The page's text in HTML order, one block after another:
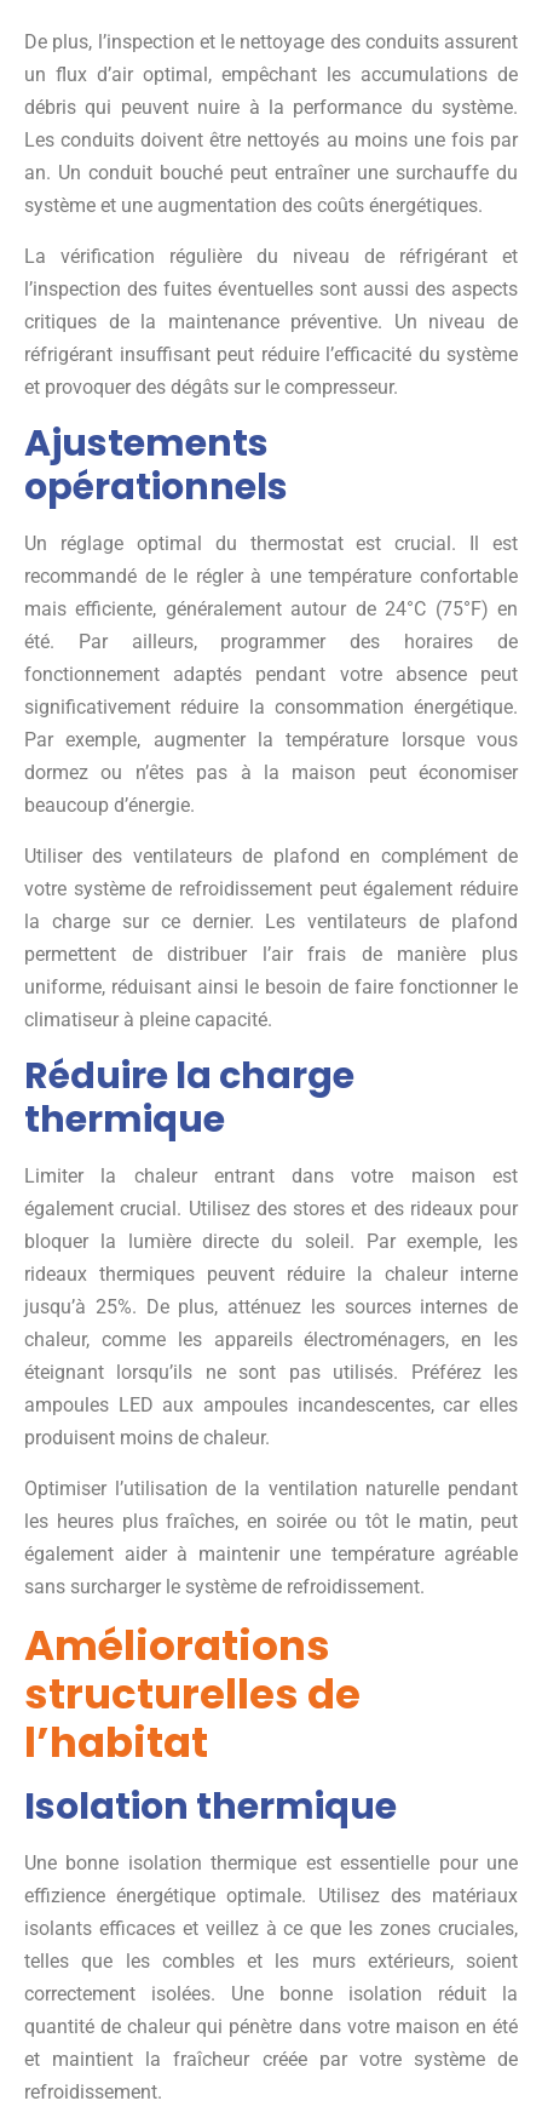
De plus, l’inspection et le nettoyage des conduits assurent
un flux d’air optimal, empêchant les accumulations de
débris qui peuvent nuire à la performance du système.
Les conduits doivent être nettoyés au moins une fois par
an. Un conduit bouché peut entraîner une surchauffe du
système et une augmentation des coûts énergétiques.
La vérification régulière du niveau de réfrigérant et
l’inspection des fuites éventuelles sont aussi des aspects
critiques de la maintenance préventive. Un niveau de
réfrigérant insuffisant peut réduire l’efficacité du système
et provoquer des dégâts sur le compresseur.
Ajustements
opérationnels
Un réglage optimal du thermostat est crucial. Il est
recommandé de le régler à une température confortable
mais efficiente, généralement autour de 24°C (75°F) en
été. Par ailleurs, programmer des horaires de
fonctionnement adaptés pendant votre absence peut
significativement réduire la consommation énergétique.
Par exemple, augmenter la température lorsque vous
dormez ou n’êtes pas à la maison peut économiser
beaucoup d’énergie.
Utiliser des ventilateurs de plafond en complément de
votre système de refroidissement peut également réduire
la charge sur ce dernier. Les ventilateurs de plafond
permettent de distribuer l’air frais de manière plus
uniforme, réduisant ainsi le besoin de faire fonctionner le
climatiseur à pleine capacité.
Réduire la charge
thermique
Limiter la chaleur entrant dans votre maison est
également crucial. Utilisez des stores et des rideaux pour
bloquer la lumière directe du soleil. Par exemple, les
rideaux thermiques peuvent réduire la chaleur interne
jusqu’à 25%. De plus, atténuez les sources internes de
chaleur, comme les appareils électroménagers, en les
éteignant lorsqu’ils ne sont pas utilisés. Préférez les
ampoules LED aux ampoules incandescentes, car elles
produisent moins de chaleur.
Optimiser l’utilisation de la ventilation naturelle pendant
les heures plus fraîches, en soirée ou tôt le matin, peut
également aider à maintenir une température agréable
sans surcharger le système de refroidissement.
Améliorations
structurelles de
l’habitat
Isolation thermique
Une bonne isolation thermique est essentielle pour une
effizience énergétique optimale. Utilisez des matériaux
isolants efficaces et veillez à ce que les zones cruciales,
telles que les combles et les murs extérieurs, soient
correctement isolées. Une bonne isolation réduit la
quantité de chaleur qui pénètre dans votre maison en été
et maintient la fraîcheur créée par votre système de
refroidissement.